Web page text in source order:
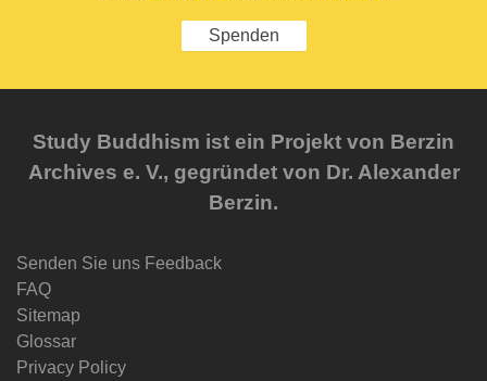
Spenden
Study Buddhism ist ein Projekt von Berzin
Archives e. V., gegründet von Dr. Alexander
Berzin.
Senden Sie uns Feedback
FAQ
Sitemap
Glossar
Privacy Policy